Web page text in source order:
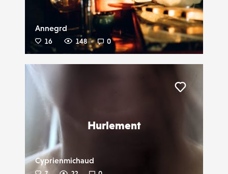
Annegrd
16 148 0
Hurlement
Cyprienmichaud